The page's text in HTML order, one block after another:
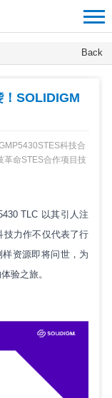
Back
SOLIDIGM
P5430STES科技合
革命STES合作项目 技
TLC 以其引人注
技力作不仅代表了行
资源即将问世，为
验之旅。